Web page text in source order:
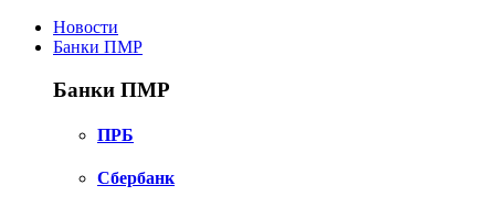
Новости
Банки ПМР
Банки ПМР
ПРБ
Сбербанк